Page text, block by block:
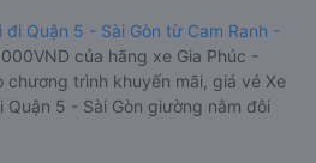
Quận 5 - Sài Gòn từ Cam Ranh -
của hãng xe Gia Phúc -
chương trình khuyến mãi, giá vé Xe
Quận 5 - Sài Gòn giường nằm đôi